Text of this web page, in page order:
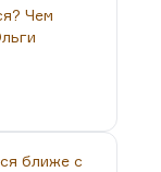
Чем
ближе с